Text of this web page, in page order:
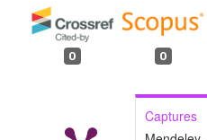
0 0
Captures